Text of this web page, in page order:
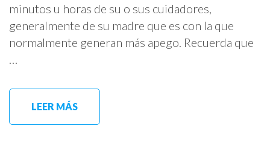
minutos u horas de su o sus cuidadores,
generalmente de su madre que es con la que
normalmente generan más apego. Recuerda que
LEER MÁS